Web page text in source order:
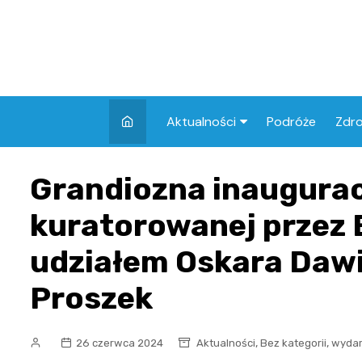
Aktualności Podróże
Grandiozna
kuratorowanej przez
udziałem Oskara
Proszek
26 czerwca 2024 Aktualności, Bez kategorii,